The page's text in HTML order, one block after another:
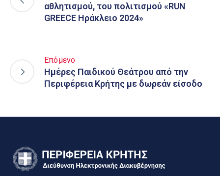
αθλητισμού, του πολιτισμού «RUN
GREECE Ηράκλειο 2024»
Επόμενο
Ημέρες Παιδικού Θεάτρου από την
Περιφέρεια Κρήτης με δωρεάν είσοδο